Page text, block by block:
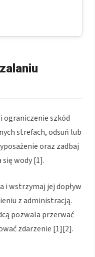
szkód
strefach, odsuń lub
oraz zadbaj
wody [1].
i wstrzymaj jej dopływ
z administracją.
pozwala przerwać
zdarzenie [1][2].